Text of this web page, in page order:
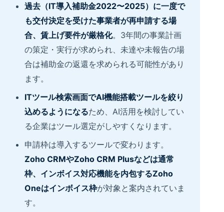
過去（IT導入補助金2022〜2025）に一度で
も交付決定を受けた事業者が再申請する場
合、賃上げ要件が厳格化。3年間の事業計画
の策定・実行が求められ、未達や未報告の場
合は補助金の返還を求められる可能性があり
ます。
ITツール検索画面でAI機能搭載ツールを絞り
込めるようになるため、AI活用を検討してい
る企業はツール選定がしやすくなります。
申請枠は導入するツールで変わります。
Zoho CRMやZoho CRM Plusなどは通常
枠、インボイス対応機能を内包するZoho
Oneはインボイス枠が対象と案内されていま
す。